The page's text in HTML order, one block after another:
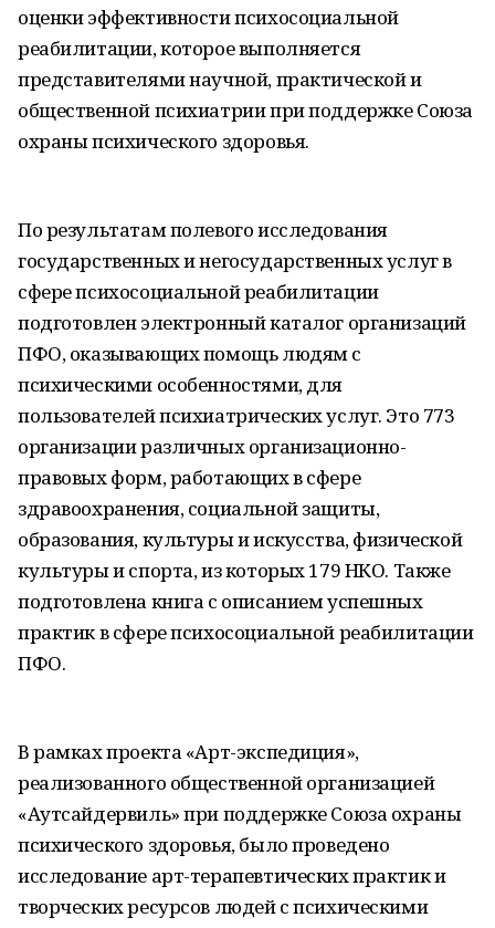
оценки эффективности психосоциальной
реабилитации, которое выполняется
представителями научной, практической и
общественной психиатрии при поддержке Союза
охраны психического здоровья.
По результатам полевого исследования
государственных и негосударственных услуг в
сфере психосоциальной реабилитации
подготовлен электронный каталог организаций
ПФО, оказывающих помощь людям с
психическими особенностями, для
пользователей психиатрических услуг. Это 773
организации различных организационно-
правовых форм, работающих в сфере
здравоохранения, социальной защиты,
образования, культуры и искусства, физической
культуры и спорта, из которых 179 НКО. Также
подготовлена книга с описанием успешных
практик в сфере психосоциальной реабилитации
ПФО.
В рамках проекта «Арт-экспедиция»,
реализованного общественной организацией
«Аутсайдервиль» при поддержке Союза охраны
психического здоровья, было проведено
исследование арт-терапевтических практик и
творческих ресурсов людей с психическими